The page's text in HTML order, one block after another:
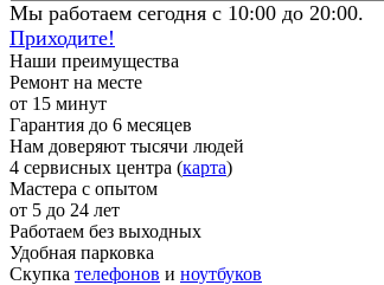
Мы работаем сегодня с 10:00 до 20:00.
Приходите!
Наши преимущества
Ремонт на месте
от 15 минут
Гарантия до 6 месяцев
Нам доверяют тысячи людей
4 сервисных центра (карта)
Мастера с опытом
от 5 до 24 лет
Работаем без выходных
Удобная парковка
Скупка телефонов и ноутбуков